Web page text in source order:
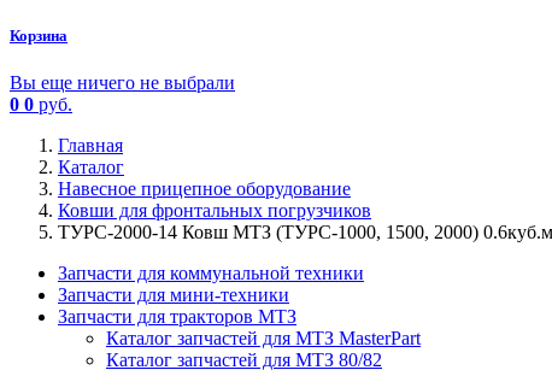
Корзина
Вы еще ничего не выбрали
0 0 руб.
Главная
Каталог
Навесное прицепное оборудование
Ковши для фронтальных погрузчиков
ТУРС-2000-14 Ковш МТЗ (ТУРС-1000, 1500, 2000)
Запчасти для коммунальной техники
Запчасти для мини-техники
Запчасти для тракторов МТЗ
Каталог запчастей для МТЗ MasterPart
Каталог запчастей для МТЗ 80/82